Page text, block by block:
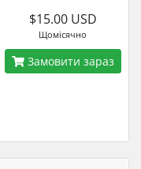
$15.00 USD
Щомісячно
Замовити зараз